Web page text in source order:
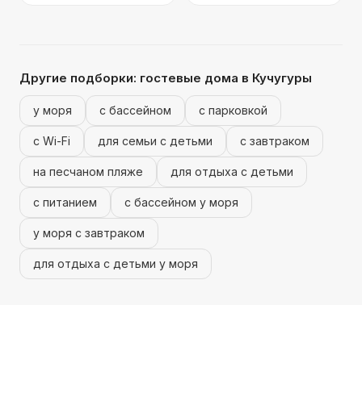
Другие подборки: гостевые дома в Кучугуры
у моря с бассейном с парковкой
с Wi-Fi для семьи с детьми с завтраком
на песчаном пляже для отдыха с детьми
с питанием с бассейном у моря
у моря с завтраком
для отдыха с детьми у моря